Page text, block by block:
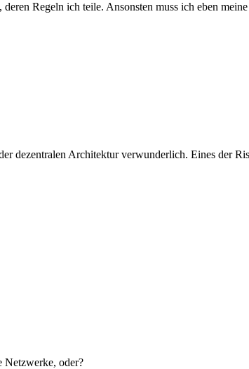
Regeln ich teile. Ansonsten muss ich eben
dezentralen Architektur verwunderlich. Eines der
Netzwerke, oder?